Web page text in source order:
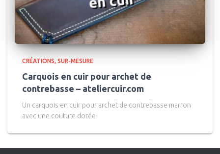
CRÉATIONS SUR-MESURE
Carquois en cuir pour archet de
contrebasse – ateliercuir.com
Un carquois en cuir pour archet de contrebasse marron
avec une couture dorée